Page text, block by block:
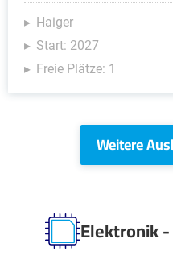
Haiger
Start: 2027
Freie Plätze: 1
Weitere
Elektronik